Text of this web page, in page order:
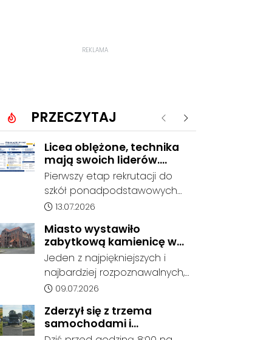
REKLAMA
PRZECZYTAJ Poprzednie
Następne
Licea oblężone, technika
mają swoich liderów.
Znamy wstępne wyniki
rekrutacji do szkół w
powiecie
Pierwszy etap rekrutacji do
szkół ponadpodstawowych
prowadzonych przez Powiat
pokazuje coraz wyraźniejsze
preferencje tegorocznych
absolwentów szkół
podstawowych. Dane dotyczą
kandydatów, którzy wskazali
dany oddział jako pierwszy
wybór, dlatego nie stanowią
jeszcze ostatecznego wyniku
Data dodania artykułu:
13.07.2026
Miasto wystawiło
zabytkową kamienicę w
Porcie na sprzedaż. W
dawnym hotelu mają
powstać mieszkania
Jeden z najpiękniejszych i
najbardziej rozpoznawalnych,
ale też najbardziej
Portu został wystawiony na
sprzedaż. Gmina Kędzierzyn-
Data dodania artykułu:
09.07.2026
Zderzył się z trzema
samochodami i
kontynuował jazdę. Seria